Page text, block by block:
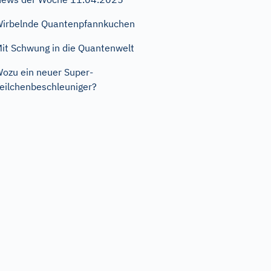
Quantenpfannkuchen
Schwung in die Quantenwelt
ein neuer Super-